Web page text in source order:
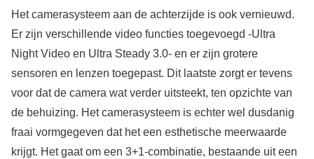
Het camerasysteem aan de achterzijde is ook vernieuwd.
Er zijn verschillende video functies toegevoegd -Ultra
Night Video en Ultra Steady 3.0- en er zijn grotere
sensoren en lenzen toegepast. Dit laatste zorgt er tevens
voor dat de camera wat verder uitsteekt, ten opzichte van
de behuizing. Het camerasysteem is echter wel dusdanig
fraai vormgegeven dat het een esthetische meerwaarde
krijgt. Het gaat om een 3+1-combinatie, bestaande uit een